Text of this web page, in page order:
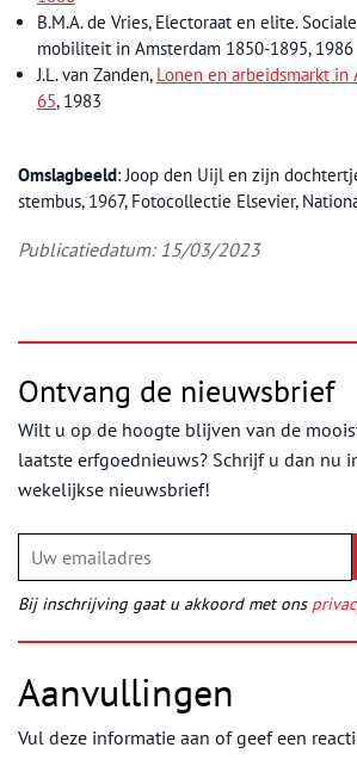
B.M.A. de Vries, Electoraat en elite.
mobiliteit in Amsterdam 1850-1895, 1986
J.L. van Zanden, Lonen en arbeidsmarkt in
65, 1983
Omslagbeeld: Joop den Uijl en zijn
stembus, 1967, Fotocollectie Elsevier,
Publicatiedatum: 15/03/2023
Ontvang de nieuwsbrief
Wilt u op de hoogte blijven van de
laatste erfgoednieuws? Schrijf u dan nu
wekelijkse nieuwsbrief!
Bij inschrijving gaat u akkoord met ons
Aanvullingen
Vul deze informatie aan of geef een